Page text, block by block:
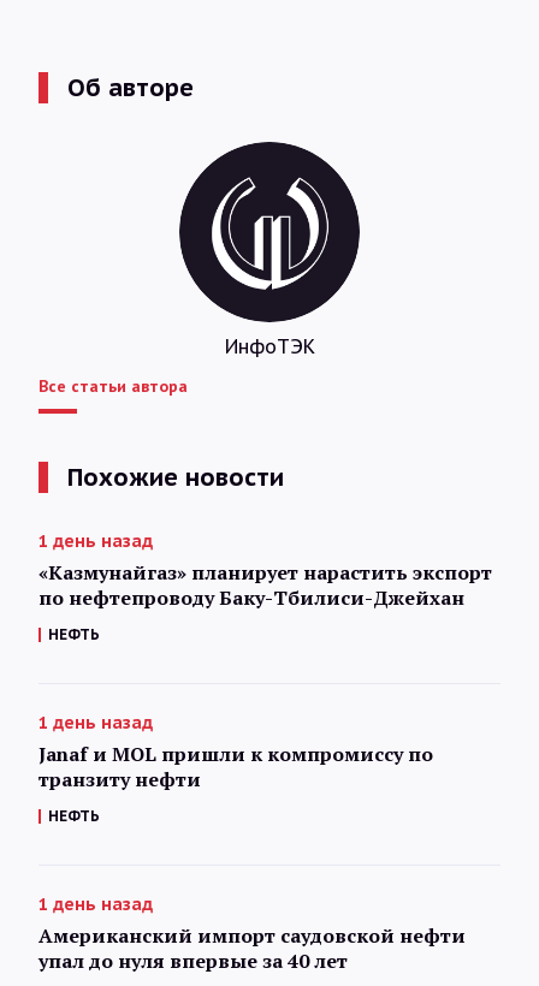
Об авторе
ИнфоТЭК
Все статьи автора
Похожие новости
1 день назад
«Казмунайгаз» планирует нарастить экспорт
по нефтепроводу Баку-Тбилиси-Джейхан
НЕФТЬ
1 день назад
Janaf и MOL пришли к компромиссу по
транзиту нефти
НЕФТЬ
1 день назад
Американский импорт саудовской нефти
упал до нуля впервые за 40 лет